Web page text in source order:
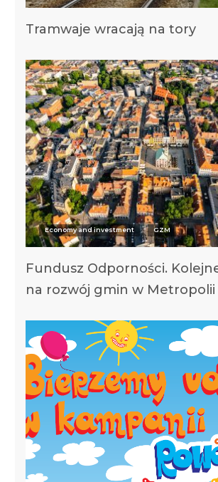
Tramwaje wracają na tory
Economy and investment GZM
Fundusz Odporności.
na rozwój gmin w Metropolii